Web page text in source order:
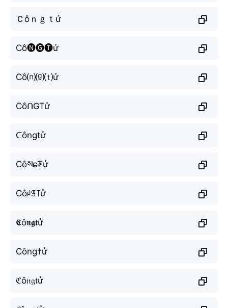
Ｃôｎｇｔử
Cô🅝🅖🅣ử
Cô⒩⒢⒯ử
CôᑎGTử
ᑕôngtử
Côསɕ₮ử
Côꈤꁅ꓄ử
𝕮ô𝖓𝖌𝖙ử
Công☨ử
ℭô𝔫𝔤𝔱ử